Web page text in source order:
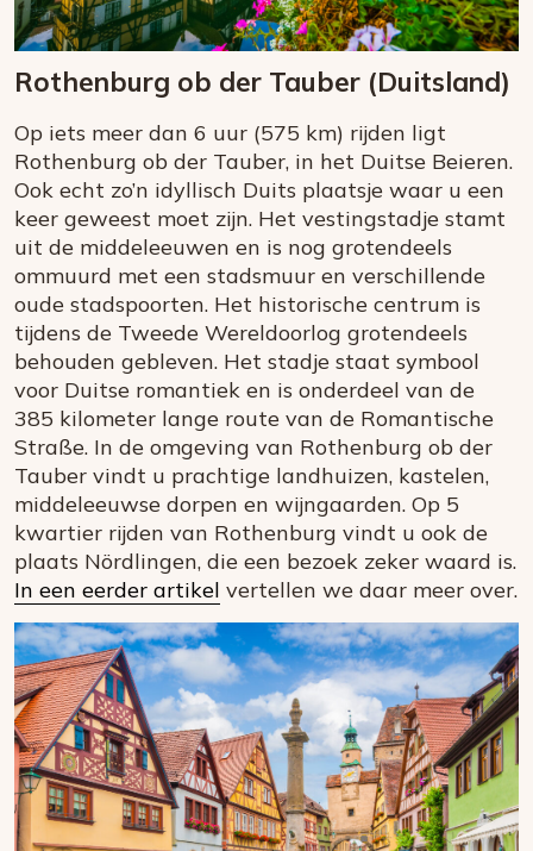
Rothenburg ob der Tauber (Duitsland)
Op iets meer dan 6 uur (575 km) rijden ligt
Rothenburg ob der Tauber, in het Duitse Beieren.
Ook echt zo’n idyllisch Duits plaatsje waar u een
keer geweest moet zijn. Het vestingstadje stamt
uit de middeleeuwen en is nog grotendeels
ommuurd met een stadsmuur en verschillende
oude stadspoorten. Het historische centrum is
tijdens de Tweede Wereldoorlog grotendeels
behouden gebleven. Het stadje staat symbool
voor Duitse romantiek en is onderdeel van de
385 kilometer lange route van de Romantische
Straße. In de omgeving van Rothenburg ob der
Tauber vindt u prachtige landhuizen, kastelen,
middeleeuwse dorpen en wijngaarden. Op 5
kwartier rijden van Rothenburg vindt u ook de
plaats Nördlingen, die een bezoek zeker waard is.
In een eerder artikel vertellen we daar meer over.